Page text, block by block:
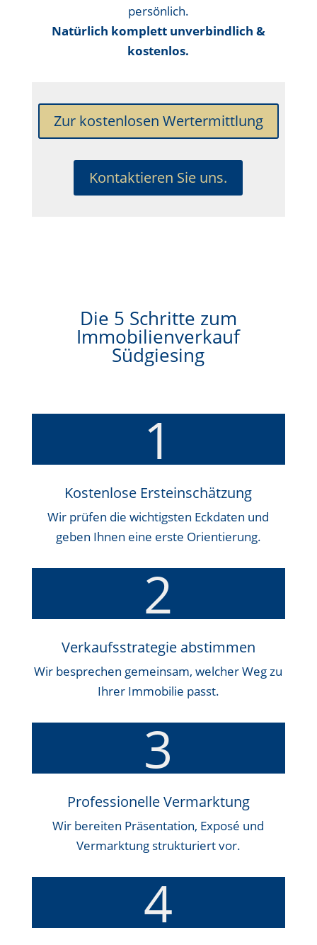
persönlich.
Natürlich komplett unverbindlich &
kostenlos.
Zur kostenlosen Wertermittlung
Kontaktieren Sie uns.
Die 5 Schritte zum
Immobilienverkauf
Südgiesing
1
Kostenlose Ersteinschätzung
Wir prüfen die wichtigsten Eckdaten und
geben Ihnen eine erste Orientierung.
2
Verkaufsstrategie abstimmen
Wir besprechen gemeinsam, welcher Weg zu
Ihrer Immobilie passt.
3
Professionelle Vermarktung
Wir bereiten Präsentation, Exposé und
Vermarktung strukturiert vor.
4